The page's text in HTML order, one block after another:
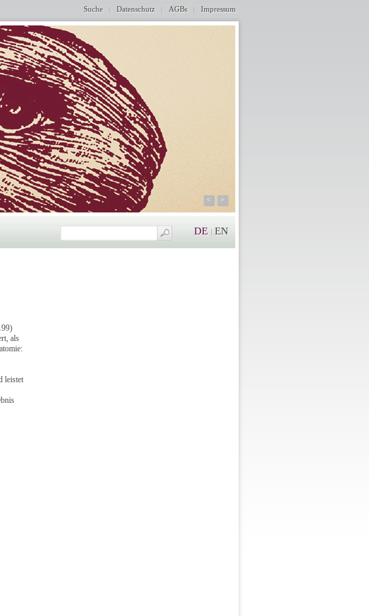
Suche Datenschutz AGBs Impressum
< >
DE EN
als
leistet